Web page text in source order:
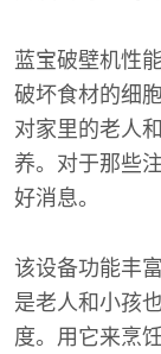
蓝宝破壁机性
破坏食材的细
对家里的老人
养。对于那些
好消息。
该设备功能丰
是老人和小孩
度。用它来烹